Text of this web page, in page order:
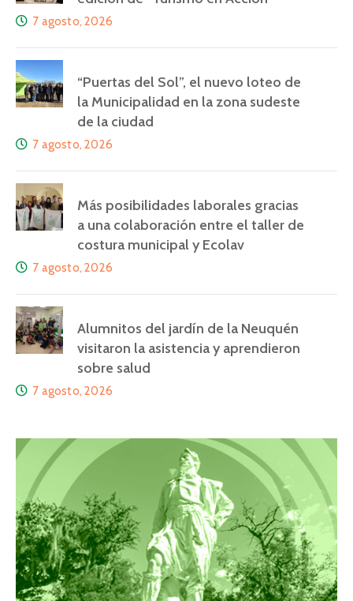
7 agosto, 2026
“Puertas del Sol”, el nuevo loteo de
la Municipalidad en la zona sudeste
de la ciudad
7 agosto, 2026
Más posibilidades laborales gracias
a una colaboración entre el taller de
costura municipal y Ecolav
7 agosto, 2026
Alumnitos del jardín de la Neuquén
visitaron la asistencia y aprendieron
sobre salud
7 agosto, 2026